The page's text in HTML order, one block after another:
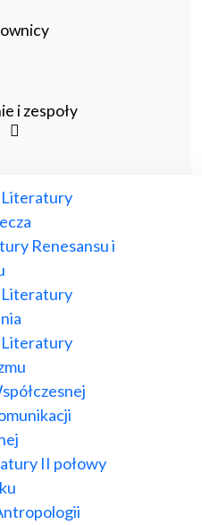
i zespoły
Literatury
Renesansu i
Literatury
Literatury
II połowy